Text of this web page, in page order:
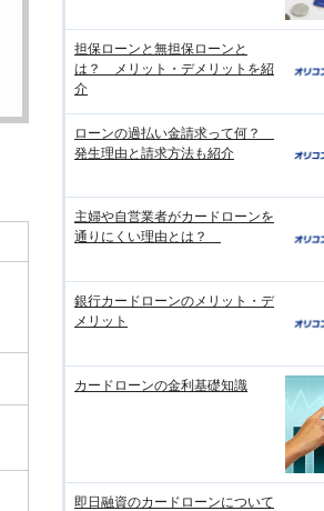
担保ローンと無担保ローンと
は？ メリット・デメリットを紹
介
ローンの過払い金請求って何？
発生理由と請求方法も紹介
主婦や自営業者がカードローンを
通りにくい理由とは？
銀行カードローンのメリット・デ
メリット
カードローンの金利基礎知識
即日融資のカードローンについて